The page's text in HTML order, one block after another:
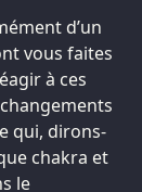
d’un
vous faites
à ces
qui, dirons-
chakra et
le